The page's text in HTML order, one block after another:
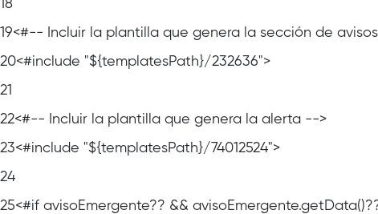
18
19<#-- Incluir la plantilla que genera la sección de
20<#include "${templatesPath}/232636">
21
22<#-- Incluir la plantilla que genera la alerta -->
23<#include "${templatesPath}/74012524">
24
25<#if avisoEmergente?? &&